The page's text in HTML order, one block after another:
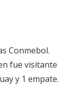
Conmebol.
fue visitante
y 1 empate.